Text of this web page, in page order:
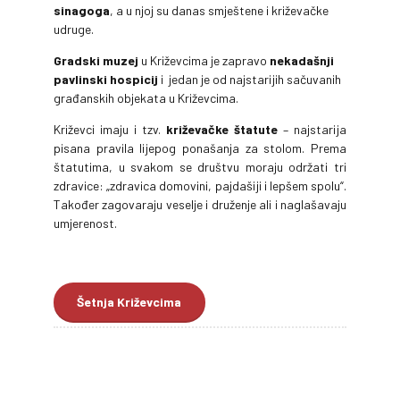
sinagoga, a u njoj su danas smještene i križevačke
udruge.
Gradski muzej u Križevcima je zapravo nekadašnji
pavlinski hospicij i jedan je od najstarijih sačuvanih
građanskih objekata u Križevcima.
Križevci imaju i tzv. križevačke štatute – najstarija
pisana pravila lijepog ponašanja za stolom. Prema
štatutima, u svakom se društvu moraju održati tri
zdravice: „zdravica domovini, pajdašiji i lepšem spolu“.
Također zagovaraju veselje i druženje ali i naglašavaju
umjerenost.
Šetnja Križevcima